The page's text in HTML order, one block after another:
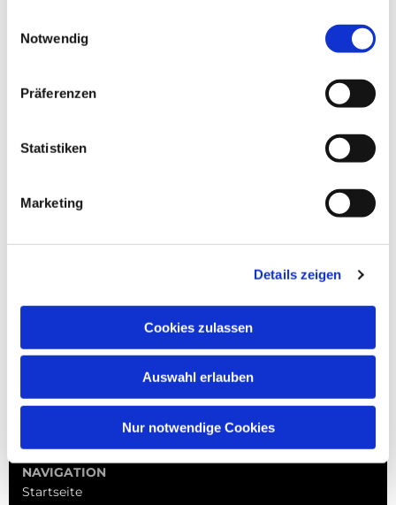
Notwendig
Präferenzen
Statistiken
Marketing
Details zeigen
Cookies zulassen
Auswahl erlauben
Nur notwendige Cookies
NAVIGATION
Startseite